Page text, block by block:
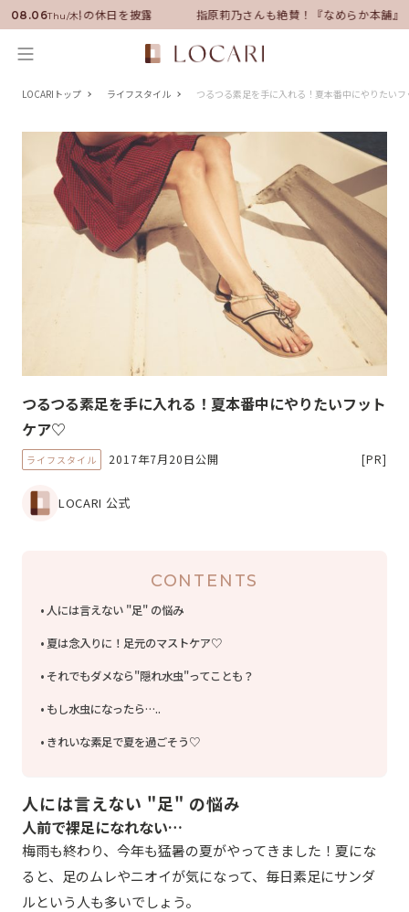
08.06Thu/木
任！いい男の休日を披露 指原莉乃さんも絶賛！『なめらか本舗』
LOCARIトップ ライフスタイル つるつる素足を手に入れる！夏本番中にやりたい
つるつる素足を手に入れる！夏本番中にやりたいフット
ケア♡
ライフスタイル 2017年7月20日公開 [PR]
LOCARI 公式
CONTENTS
人には言えない "足" の悩み
夏は念入りに！足元のマストケア♡
それでもダメなら"隠れ水虫"ってことも？
もし水虫になったら…..
きれいな素足で夏を過ごそう♡
人には言えない "足" の悩み
人前で裸足になれない…
梅雨も終わり、今年も猛暑の夏がやってきました！夏にな
ると、足のムレやニオイが気になって、毎日素足にサンダ
ルという人も多いでしょう。